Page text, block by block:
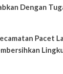
Dengan
Pacet